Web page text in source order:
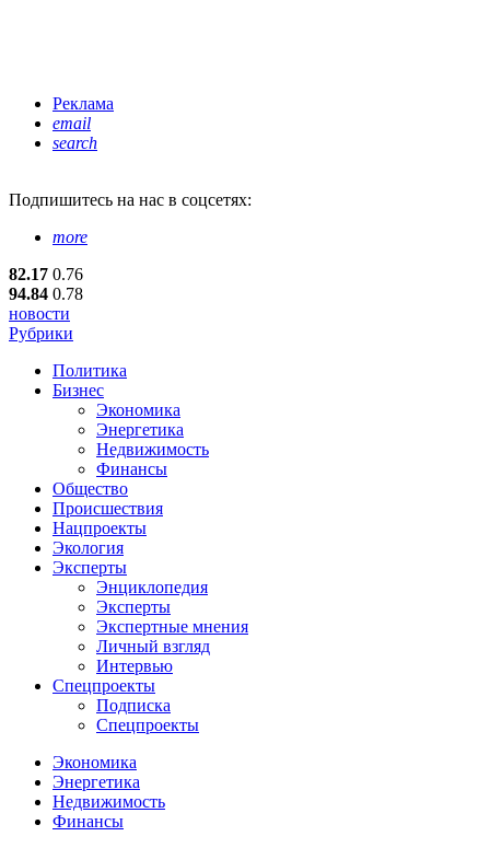
Реклама
email
search
Подпишитесь на нас в соцсетях:
more
82.17 0.76
94.84 0.78
новости
Рубрики
Политика
Бизнес
Экономика
Энергетика
Недвижимость
Финансы
Общество
Происшествия
Нацпроекты
Экология
Эксперты
Энциклопедия
Эксперты
Экспертные мнения
Личный взгляд
Интервью
Спецпроекты
Подписка
Спецпроекты
Экономика
Энергетика
Недвижимость
Финансы